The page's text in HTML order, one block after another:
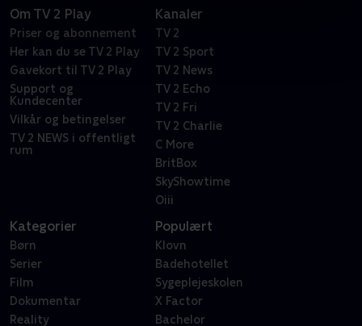
Om TV 2 Play
Priser og abonnement
Her kan du se TV 2 Play
Gavekort til TV 2 Play
Support og
Kundecenter
Vilkår og betingelser
TV 2 NEWS i offentligt
rum
Kanaler
TV 2
TV 2 Sport
TV 2 News
TV 2 Echo
TV 2 Fri
TV 2 Charlie
C More
BritBox
SkyShowtime
Oiii
Kategorier
Børn
Serier
Film
Dokumentar
Reality
Populært
Klovn
Badehotellet
Sygeplejeskolen
X Factor
Bachelor